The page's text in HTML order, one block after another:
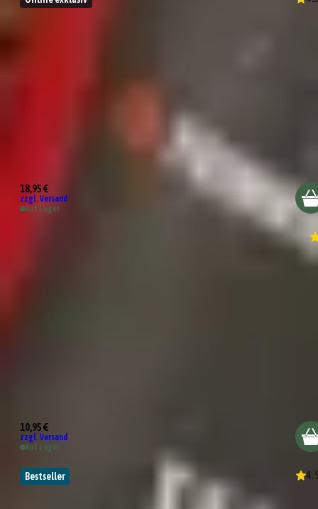
18,95 €
zzgl. Versand
Auf Lager
10,95 €
zzgl. Versand
Auf Lager
Bestseller